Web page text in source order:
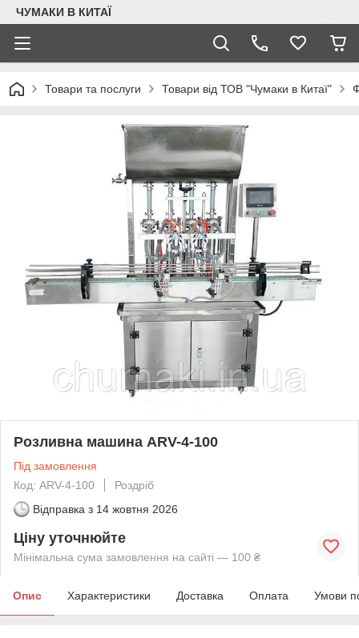
ЧУМАКИ В КИТАЇ
Товари та послуги Товари від ТОВ "Чумаки в Китаї"
Розливна машина ARV-4-100
Під замовлення
Код: ARV-4-100
Роздріб
Відправка з 14 жовтня 2026
Ціну уточнюйте
Мінімальна сума замовлення на сайті — 100 ₴
Опис Характеристики Доставка Оплата Умови